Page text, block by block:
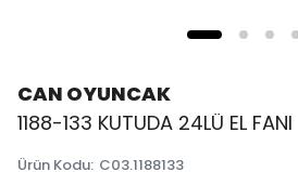
CAN OYUNCAK
1188-133 KUTUDA 24LÜ EL FANI
Ürün Kodu: C03.1188133